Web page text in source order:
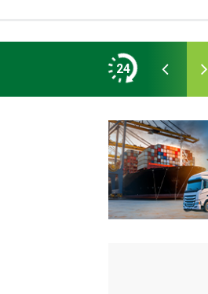
24
Nesil Kabin Projesi’nde birleşecek